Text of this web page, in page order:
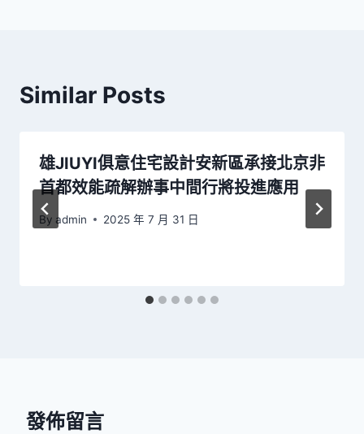
Similar Posts
雄JIUYI俱意住宅設計安新區承接北京非
首都效能疏解辦事中間行將投進應用
By admin 2025 年 7 月 31 日
發佈留言